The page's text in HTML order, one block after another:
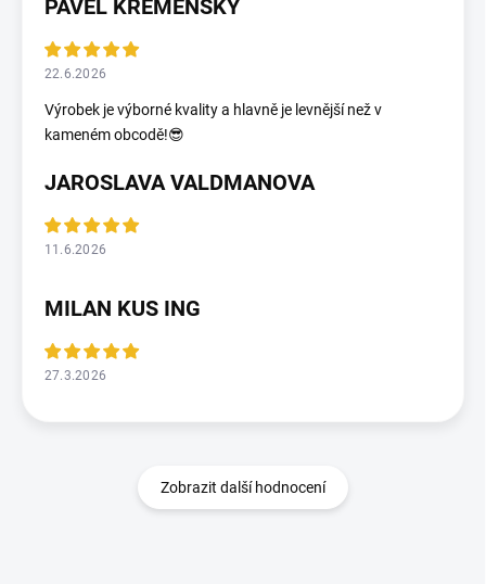
PAVEL KŘEMENSKÝ
22.6.2026
Výrobek je výborné kvality a hlavně je levnější než v
kameném obcodě!😎
JAROSLAVA VALDMANOVA
11.6.2026
MILAN KUS ING
27.3.2026
Zobrazit další hodnocení